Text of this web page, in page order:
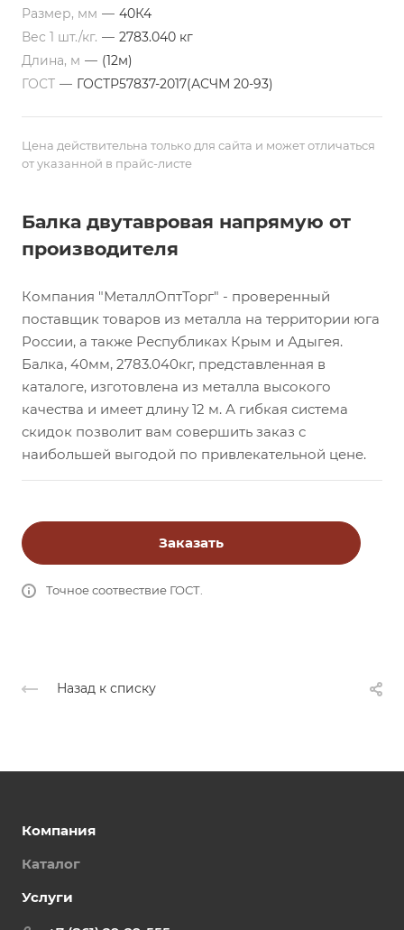
Размер, мм — 40К4
Вес 1 шт./кг. — 2783.040 кг
Длина, м — (12м)
ГОСТ — ГОСТР57837-2017(АСЧМ 20-93)
Цена действительна только для сайта и может отличаться
от указанной в прайс-листе
Балка двутавровая напрямую от
производителя
Компания "МеталлОптТорг" - проверенный
поставщик товаров из металла на территории юга
России, а также Республиках Крым и Адыгея.
Балка, 40мм, 2783.040кг, представленная в
каталоге, изготовлена из металла высокого
качества и имеет длину 12 м. А гибкая система
скидок позволит вам совершить заказ с
наибольшей выгодой по привлекательной цене.
Заказать
Точное соотвествие ГОСТ.
Назад к списку
Компания
Каталог
Услуги